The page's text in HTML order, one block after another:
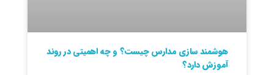
هوشمند سازی مدارس چیست؟ و چه اهمیتی در روند
آموزش دارد؟